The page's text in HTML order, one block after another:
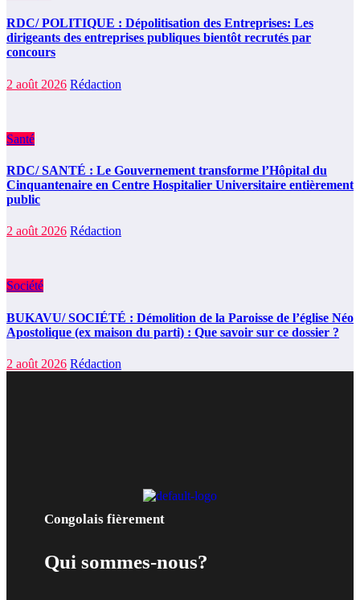
RDC/ POLITIQUE : Dépolitisation des Entreprises: Les
dirigeants des entreprises publiques bientôt recrutés par
concours
2 août 2026 Rédaction
Santé
RDC/ SANTÉ : Le Gouvernement transforme l’Hôpital du
Cinquantenaire en Centre Hospitalier Universitaire entièrement
public
2 août 2026 Rédaction
Société
BUKAVU/ SOCIÉTÉ : Démolition de la Paroisse de l’église Néo
Apostolique (ex maison du parti) : Que savoir sur ce dossier ?
2 août 2026 Rédaction
Congolais fièrement
Qui sommes-nous?